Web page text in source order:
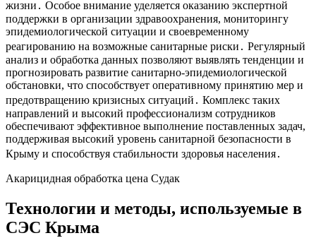
жизни․ Особое внимание уделяется оказанию экспертной
поддержки в организации здравоохранения, мониторингу
эпидемиологической ситуации и своевременному
реагированию на возможные санитарные риски․ Регулярный
анализ и обработка данных позволяют выявлять тенденции и
прогнозировать развитие санитарно-эпидемиологической
обстановки, что способствует оперативному принятию мер и
предотвращению кризисных ситуаций․ Комплекс таких
направлений и высокий профессионализм сотрудников
обеспечивают эффективное выполнение поставленных задач,
поддерживая высокий уровень санитарной безопасности в
Крыму и способствуя стабильности здоровья населения․
Акарицидная обработка цена Судак
Технологии и методы, используемые в
СЭС Крыма